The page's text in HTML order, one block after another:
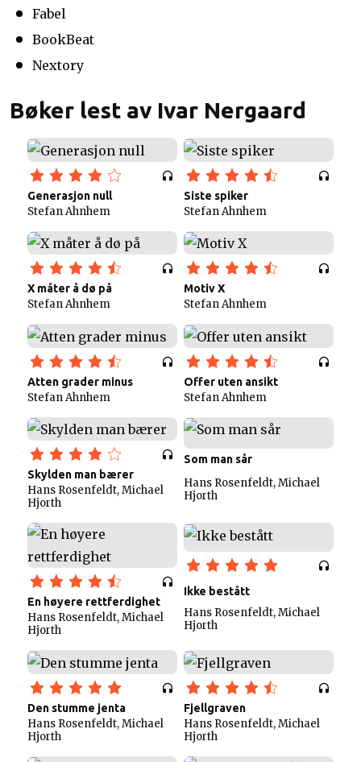
Fabel
BookBeat
Nextory
Bøker lest av Ivar Nergaard
Generasjon null
Stefan Ahnhem
Siste spiker
Stefan Ahnhem
X måter å dø på
Stefan Ahnhem
Motiv X
Stefan Ahnhem
Atten grader minus
Stefan Ahnhem
Offer uten ansikt
Stefan Ahnhem
Skylden man bærer
Hans Rosenfeldt, Michael
Hjorth
Som man sår
Hans Rosenfeldt, Michael
Hjorth
En høyere rettferdighet
Hans Rosenfeldt, Michael
Hjorth
Ikke bestått
Hans Rosenfeldt, Michael
Hjorth
Den stumme jenta
Hans Rosenfeldt, Michael
Hjorth
Fjellgraven
Hans Rosenfeldt, Michael
Hjorth